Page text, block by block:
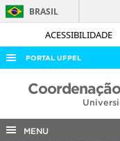
ACESSIBILIDADE
BRASIL
PORTAL UFPEL
ACESSO À INFORMAÇÃO
COBALTO
MENU